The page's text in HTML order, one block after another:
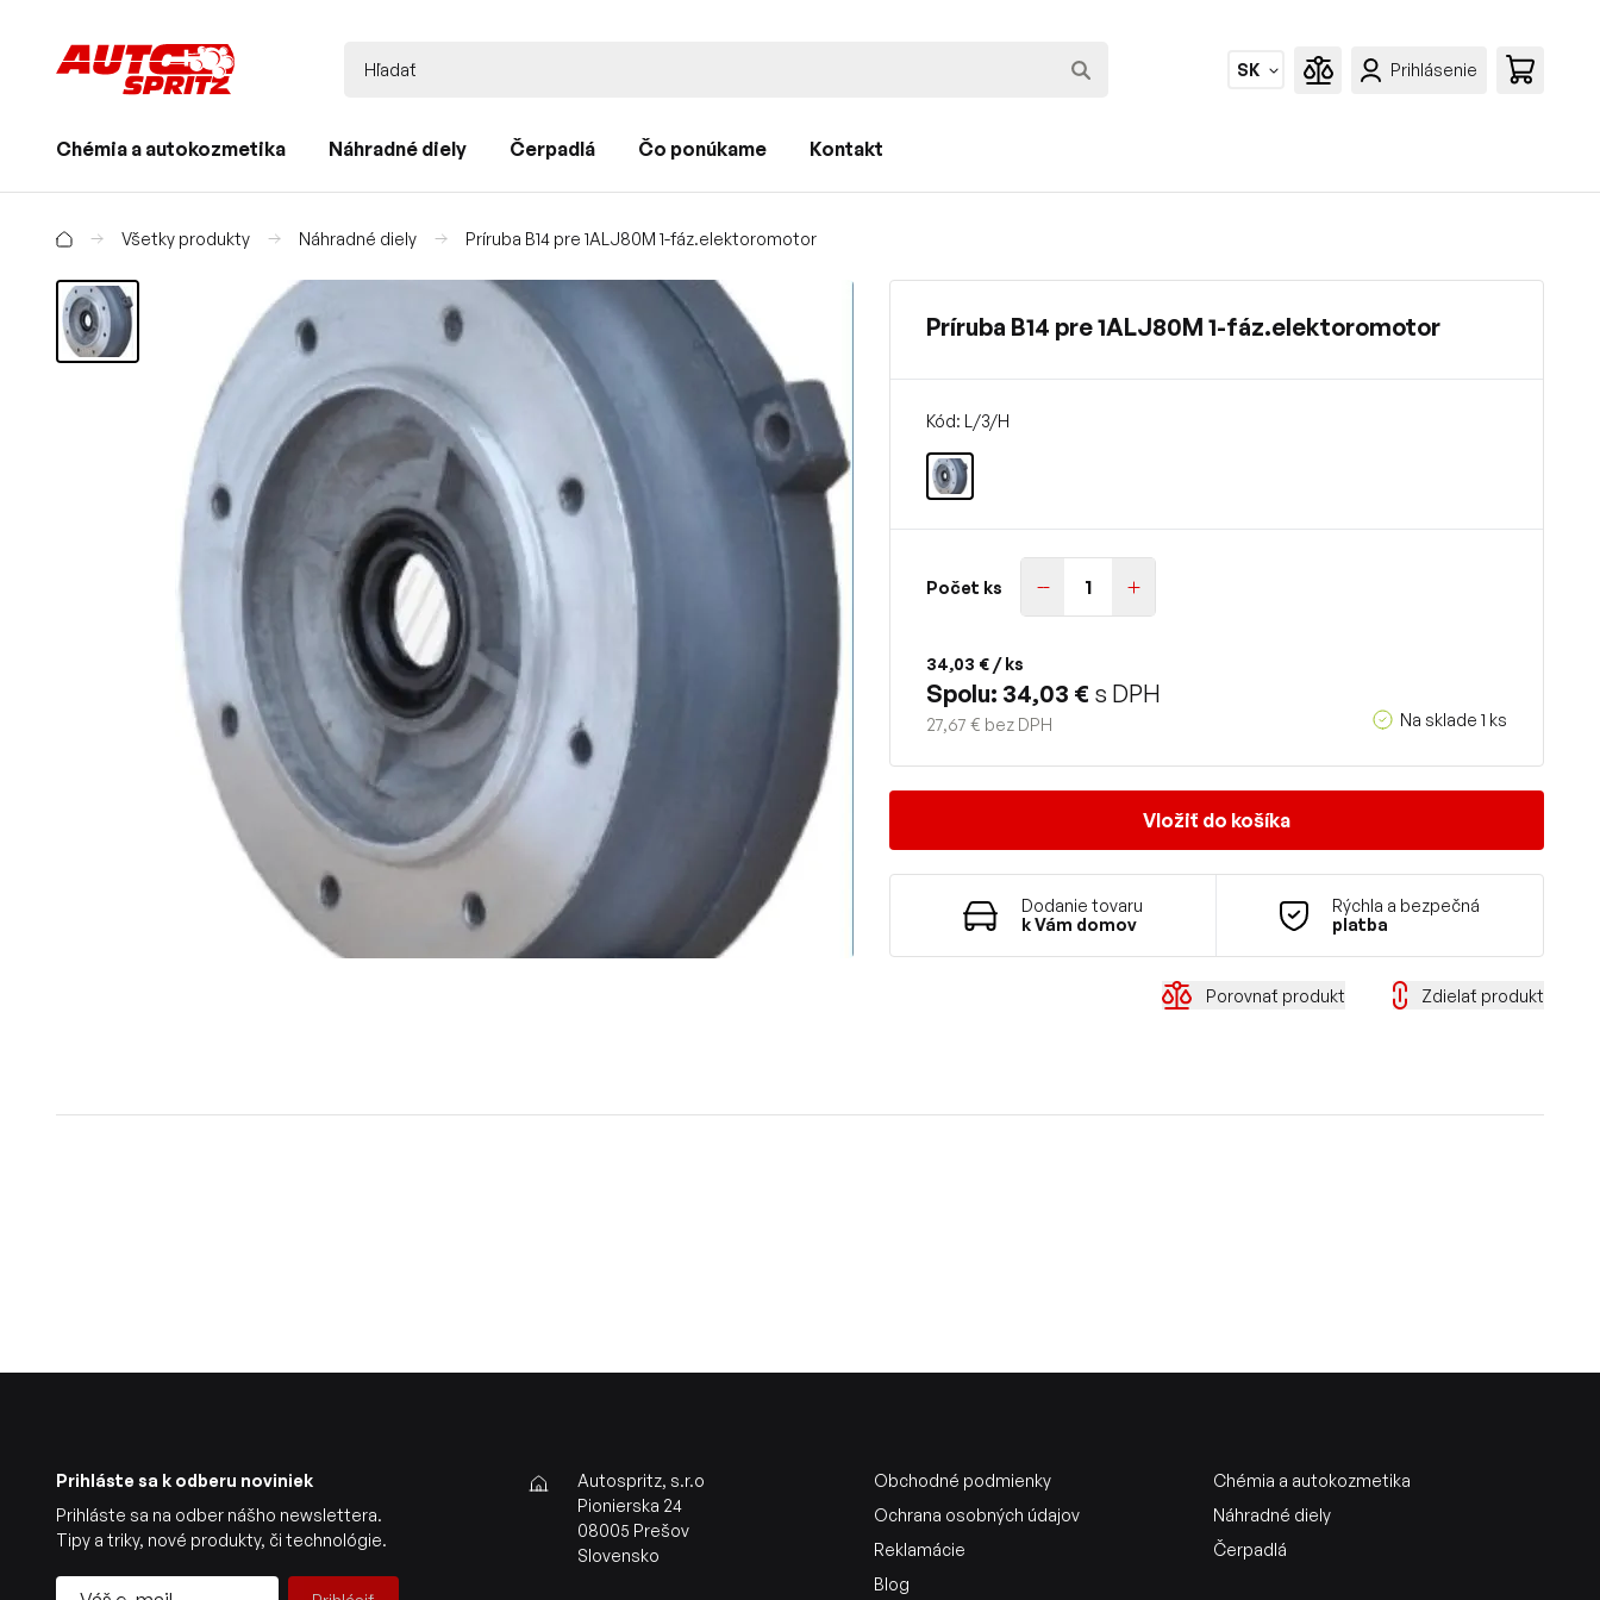
SK Prihlásenie
Chémia a autokozmetika Náhradné diely Čerpadlá Čo ponúkame Kontakt
Všetky produkty Náhradné diely Príruba B14 pre 1ALJ80M 1-fáz.elektoromotor
Príruba B14 pre 1ALJ80M 1-fáz.elektoromotor
Kód: L/3/H
Počet ks
34,03 € / ks
Spolu: 34,03 € s DPH
27,67 € bez DPH Na sklade 1 ks
Vložiť do košíka
Dodanie tovaru
k Vám domov
Rýchla a bezpečná
platba
Porovnať produkt Zdielať produkt
Prihláste sa k odberu noviniek
Prihláste sa na odber nášho newslettera.
Tipy a triky, nové produkty, či technológie.
Autospritz, s.r.o
Pionierska 24
08005 Prešov
Slovensko
Obchodné podmienky
Ochrana osobných údajov
Reklamácie
Blog
Chémia a autokozmetika
Náhradné diely
Čerpadlá